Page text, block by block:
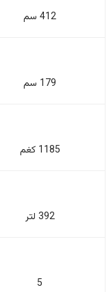
412 سم
179 سم
1185 كغم
392 لتر
5